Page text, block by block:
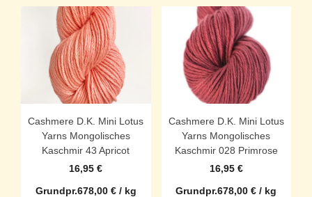
Cashmere D.K. Mini Lotus
Yarns Mongolisches
Kaschmir 43 Apricot
16,95€
Grundpr.678,00 €/ kg
Cashmere D.K. Mini Lotus
Yarns Mongolisches
Kaschmir 028 Primrose
16,95 €
Grundpr.678,00€ / kg